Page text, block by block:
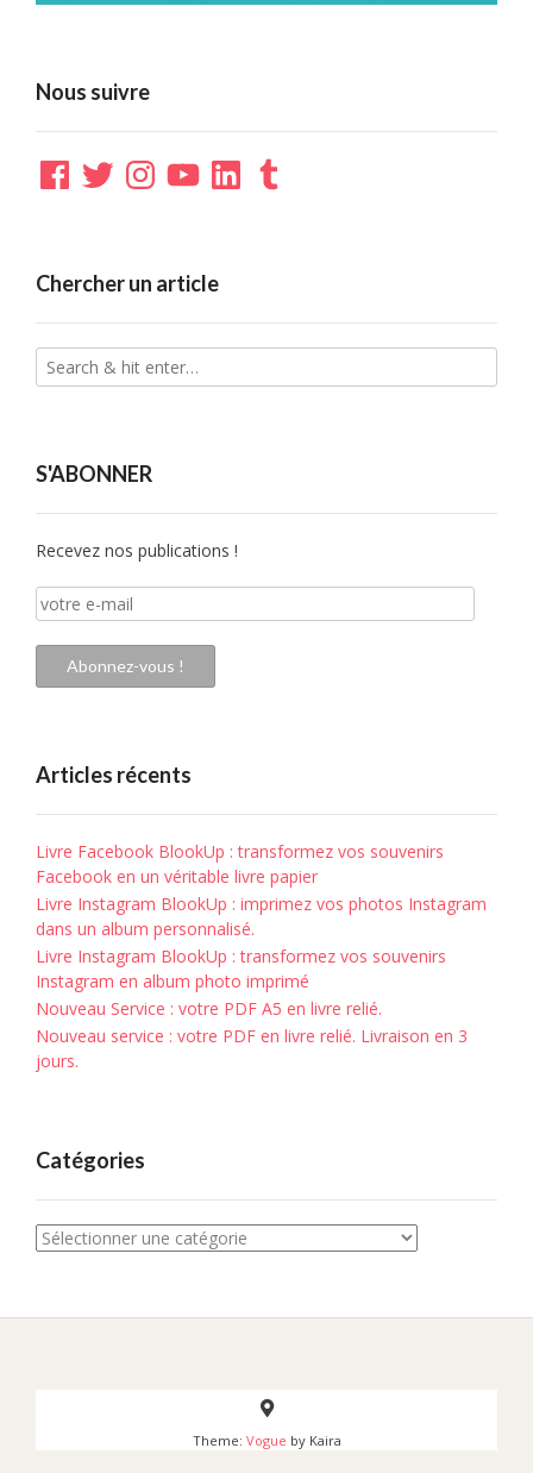
Nous suivre
Facebook
TwitterInstagramYouTubeLinkedInTumblr
Chercher un article
S'ABONNER
Recevez nos publications !
votre
e-
mail
Abonnez-vous !
Articles récents
Livre Facebook BlookUp : transformez vos souvenirs
Facebook en un véritable livre papier
Livre Instagram BlookUp : imprimez vos photos Instagram
dans un album personnalisé.
Livre Instagram BlookUp : transformez vos souvenirs
Instagram en album photo imprimé
Nouveau Service : votre PDF A5 en livre relié.
Nouveau service : votre PDF en livre relié. Livraison en 3
jours.
Catégories
Catégories
Theme: Vogue by Kaira